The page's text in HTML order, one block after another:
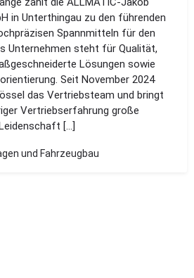
in Unterthingau zu den führenden
Spannmitteln für den
Unternehmen steht für Qualität,
Lösungen sowie
Seit November 2024
das Vertriebsteam und bringt
Vertriebserfahrung große
[…]
und Fahrzeugbau